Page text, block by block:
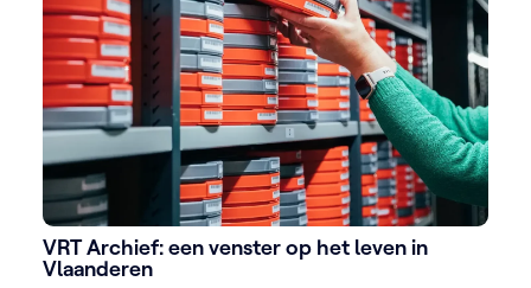
VRT Archief: een venster op het leven in
Vlaanderen